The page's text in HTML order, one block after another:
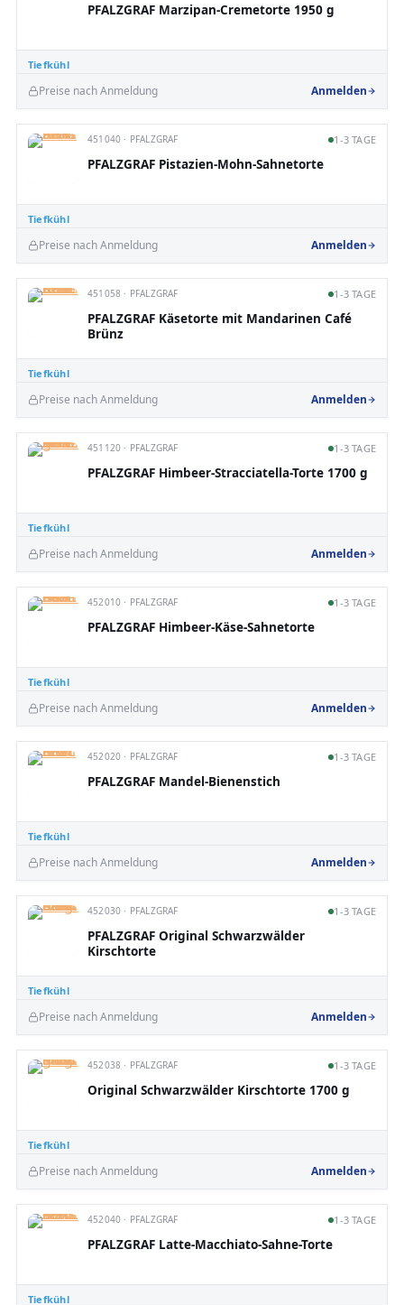
Tiefkühl
PFALZGRAF Marzipan-Cremetorte 1950 g
Preise nach Anmeldung Anmelden
Tiefkühl
451040 · PFALZGRAF 1-3 TAGE
PFALZGRAF Pistazien-Mohn-Sahnetorte
Preise nach Anmeldung Anmelden
Tiefkühl
451058 · PFALZGRAF 1-3 TAGE
PFALZGRAF Käsetorte mit Mandarinen Café
Brünz
Preise nach Anmeldung Anmelden
Tiefkühl
451120 · PFALZGRAF 1-3 TAGE
PFALZGRAF Himbeer-Stracciatella-Torte 1700 g
Preise nach Anmeldung Anmelden
Tiefkühl
452010 · PFALZGRAF 1-3 TAGE
PFALZGRAF Himbeer-Käse-Sahnetorte
Preise nach Anmeldung Anmelden
Tiefkühl
452020 · PFALZGRAF 1-3 TAGE
PFALZGRAF Mandel-Bienenstich
Preise nach Anmeldung Anmelden
Tiefkühl
452030 · PFALZGRAF 1-3 TAGE
PFALZGRAF Original Schwarzwälder
Kirschtorte
Preise nach Anmeldung Anmelden
Tiefkühl
452038 · PFALZGRAF 1-3 TAGE
Original Schwarzwälder Kirschtorte 1700 g
Preise nach Anmeldung Anmelden
Tiefkühl
452040 · PFALZGRAF 1-3 TAGE
PFALZGRAF Latte-Macchiato-Sahne-Torte